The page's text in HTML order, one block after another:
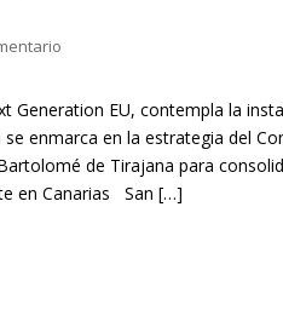
Generation EU, contempla la
enmarca en la estrategia del
de Tirajana para
en Canarias San […]